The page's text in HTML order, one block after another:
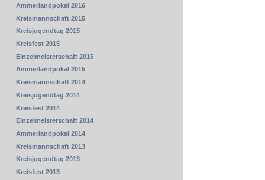
Ammerlandpokal 2016
Kreismannschaft 2015
Kreisjugendtag 2015
Kreisfest 2015
Einzelmeisterschaft 2015
Ammerlandpokal 2015
Kreismannschaft 2014
Kreisjugendtag 2014
Kreisfest 2014
Einzelmeisterschaft 2014
Ammerlandpokal 2014
Kreismannschaft 2013
Kreisjugendtag 2013
Kreisfest 2013